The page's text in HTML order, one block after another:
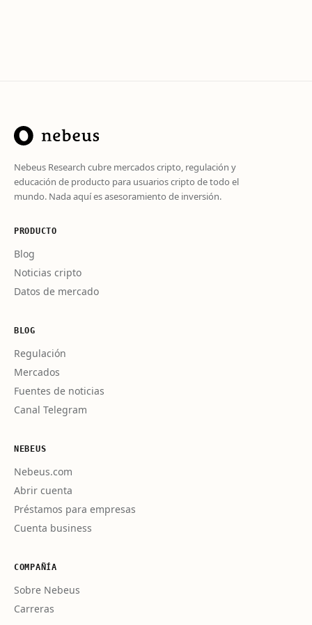
Nebeus Research cubre mercados cripto, regulación y
educación de producto para usuarios cripto de todo el
mundo. Nada aquí es asesoramiento de inversión.
PRODUCTO
Blog
Noticias cripto
Datos de mercado
BLOG
Regulación
Mercados
Fuentes de noticias
Canal Telegram
NEBEUS
Nebeus.com
Abrir cuenta
Préstamos para empresas
Cuenta business
COMPAÑÍA
Sobre Nebeus
Carreras